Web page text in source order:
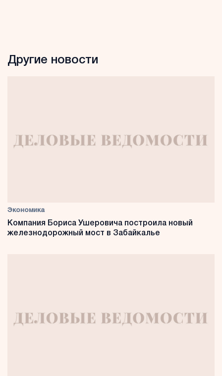
Другие новости
Экономика
Компания Бориса Ушеровича построила новый
железнодорожный мост в Забайкалье